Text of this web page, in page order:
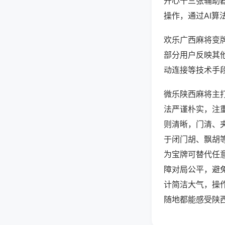
操作，通过AI算
欢乐广西麻将变
部分用户反映其
动连接等技术手
微乐陕西麻将主
法严谨朴实，注
则清晰，门清、
于闭门胡、飘胡
为宝牌可替代任
障对局公平，避
计简洁大气，操
随地都能感受陕